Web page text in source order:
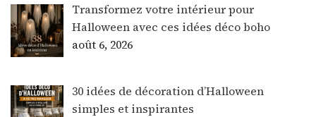
Transformez votre intérieur pour
Halloween avec ces idées déco boho
août 6, 2026
30 idées de décoration d’Halloween
simples et inspirantes